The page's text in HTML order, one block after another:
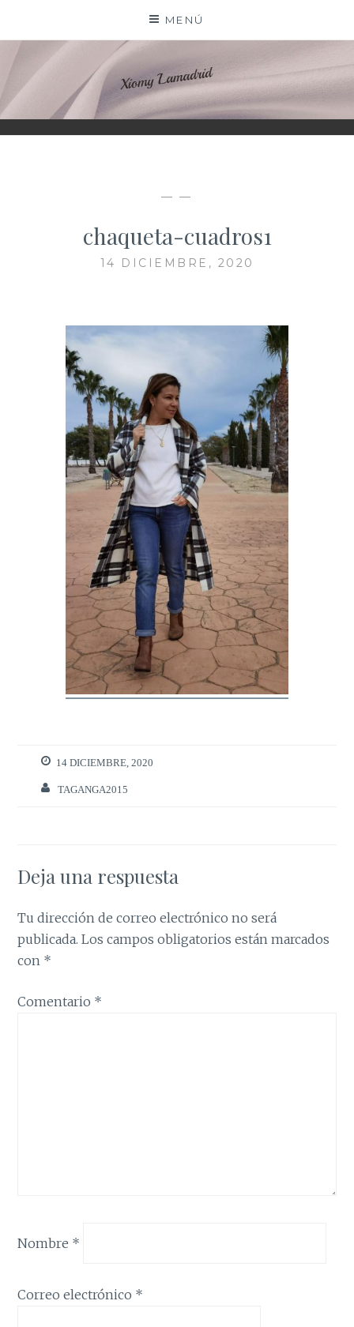
contenido
MENÚ
XIOMY LAMADRID
— —
chaqueta-cuadros1
14 DICIEMBRE, 2020
14 DICIEMBRE, 2020
TAGANGA2015
Deja una respuesta
Tu dirección de correo electrónico no será
publicada. Los campos obligatorios están marcados
con *
Comentario *
Nombre *
Correo electrónico *